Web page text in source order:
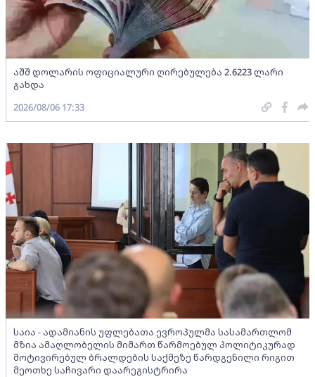
აშშ დოლარის ოფიციალური ღირებულება 2.6223 ლარი
გახდა
2026/08/06 17:33
საია - ადამიანის უფლებათა ევროპულმა სასამართლომ
მზია ამაღლობელის მიმართ წარმოებულ პოლიტიკურად
მოტივირებულ ბრალდების საქმეზე წარდგენილი რიგით
მეოთხე საჩივარი დაარეგისტრირა